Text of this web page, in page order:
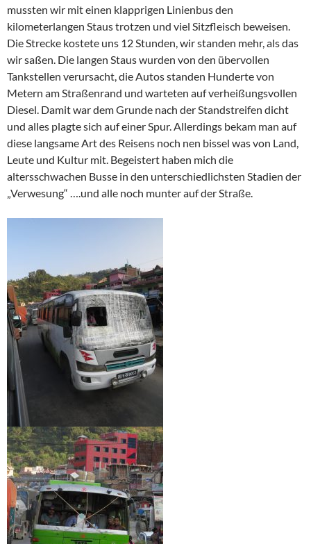
mussten wir mit einen klapprigen Linienbus den
kilometerlangen Staus trotzen und viel Sitzfleisch beweisen.
Die Strecke kostete uns 12 Stunden, wir standen mehr, als das
wir saßen. Die langen Staus wurden von den übervollen
Tankstellen verursacht, die Autos standen Hunderte von
Metern am Straßenrand und warteten auf verheißungsvollen
Diesel. Damit war dem Grunde nach der Standstreifen dicht
und alles plagte sich auf einer Spur. Allerdings bekam man auf
diese langsame Art des Reisens noch nen bissel was von Land,
Leute und Kultur mit. Begeistert haben mich die
altersschwachen Busse in den unterschiedlichsten Stadien der
„Verwesung“ ….und alle noch munter auf der Straße.